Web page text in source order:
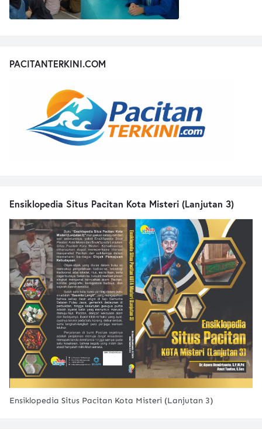
PACITANTERKINI.COM
Ensiklopedia Situs Pacitan Kota Misteri (Lanjutan 3)
Ensiklopedia Situs Pacitan Kota Misteri (Lanjutan 3)